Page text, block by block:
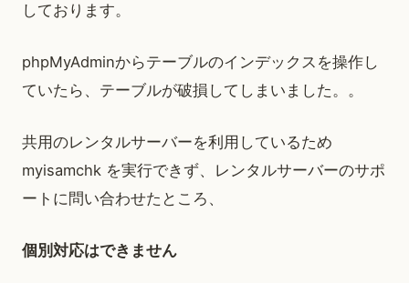
しております。
phpMyAdminからテーブルのインデックスを操作し
ていたら、テーブルが破損してしまいました。。
共用のレンタルサーバーを利用しているため
myisamchk を実行できず、レンタルサーバーのサポ
ートに問い合わせたところ、
個別対応はできません